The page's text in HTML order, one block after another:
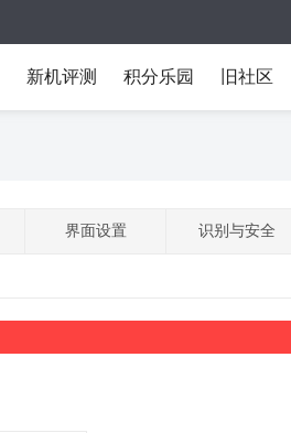
新机评测 积分乐园 旧社区
界面设置 识别与安全